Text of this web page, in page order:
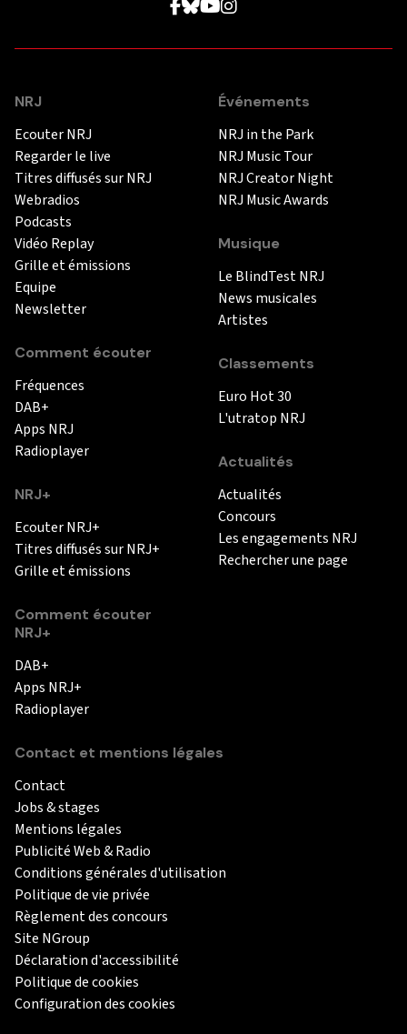
NRJ
Ecouter NRJ
Regarder le live
Titres diffusés sur NRJ
Webradios
Podcasts
Vidéo Replay
Grille et émissions
Equipe
Newsletter
Comment écouter
Fréquences
DAB+
Apps NRJ
Radioplayer
NRJ+
Ecouter NRJ+
Titres diffusés sur NRJ+
Grille et émissions
Comment écouter
NRJ+
DAB+
Apps NRJ+
Radioplayer
Événements
NRJ in the Park
NRJ Music Tour
NRJ Creator Night
NRJ Music Awards
Musique
Le BlindTest NRJ
News musicales
Artistes
Classements
Euro Hot 30
L'utratop NRJ
Actualités
Actualités
Concours
Les engagements NRJ
Rechercher une page
Contact et mentions légales
Contact
Jobs & stages
Mentions légales
Publicité Web & Radio
Conditions générales d'utilisation
Politique de vie privée
Règlement des concours
Site NGroup
Déclaration d'accessibilité
Politique de cookies
Configuration des cookies